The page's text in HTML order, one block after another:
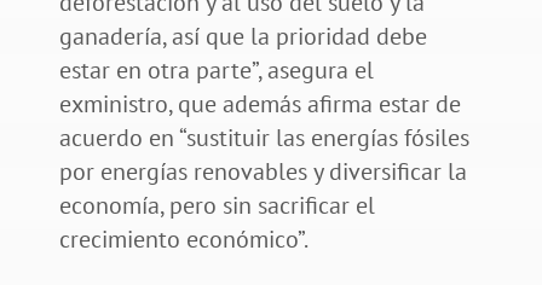
ganadería, así que la prioridad debe
estar en otra parte”, asegura el
exministro, que además afirma estar de
acuerdo en “sustituir las energías fósiles
por energías renovables y diversificar la
economía, pero sin sacrificar el
crecimiento económico”.